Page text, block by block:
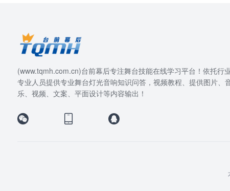
(www.tqmh.com.cn)台前幕后专注舞台技能在线学习平台！依托行
专业人员提供专业舞台灯光音响知识问答，视频教程、提供图片、
乐、视频、文案、平面设计等内容输出！